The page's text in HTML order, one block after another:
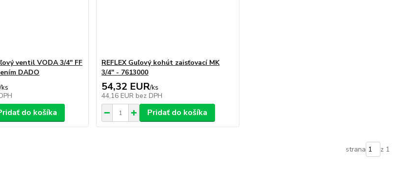
ventil VODA 3/4" FF
DADO
ks
do košíka
REFLEX Guľový kohút zaisťovací MK
3/4" - 7613000
54,32 EUR/ks
44,16 EUR bez DPH
Pridať do košíka
strana z 1